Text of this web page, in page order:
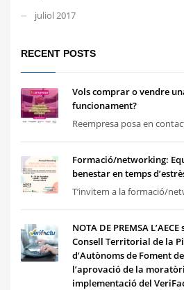
juliol 2017
RECENT POSTS
Vols comprar o vendre
funcionament?
Reempresa posa en
Formació/networking:
benestar en temps
T’invitem a la formació/
NOTA DE PREMSA
Consell Territorial de la
d’Autònoms de Foment
l’aprovació de la
implementació del